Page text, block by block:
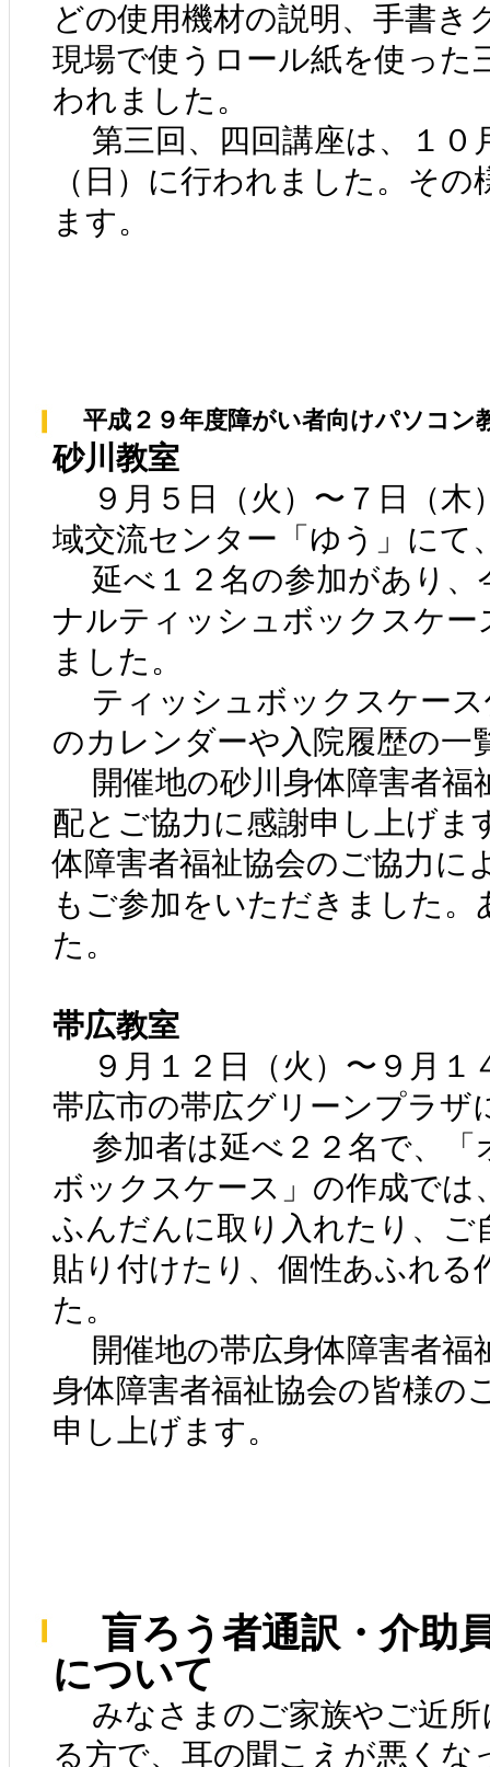
どの使用機材の説明、手書き
現場で使うロール紙を使った
われました。
第三回、四回講座は、１０
（日）に行われました。そ
ます。
平成２９年度障がい者向けパソコン
砂川教室
９月５日（火）〜７日（木
域交流センター「ゆう」にて
延べ１２名の参加があり、
ナルティッシュボックスケー
ました。
ティッシュボックスケース
のカレンダーや入院履歴の一
開催地の砂川身体障害者福
配とご協力に感謝申し上げま
体障害者福祉協会のご協力に
もご参加をいただきました
た。
帯広教室
９月１２日（火）〜９月１
帯広市の帯広グリーンプラザ
参加者は延べ２２名で、「
ボックスケース」の作成では
ふんだんに取り入れたり、ご
貼り付けたり、個性あふれる
た。
開催地の帯広身体障害者福
身体障害者福祉協会の皆様の
申し上げます。
盲ろう者通訳・介助
について
みなさまのご家族やご近所
る方で、耳の聞こえが悪く